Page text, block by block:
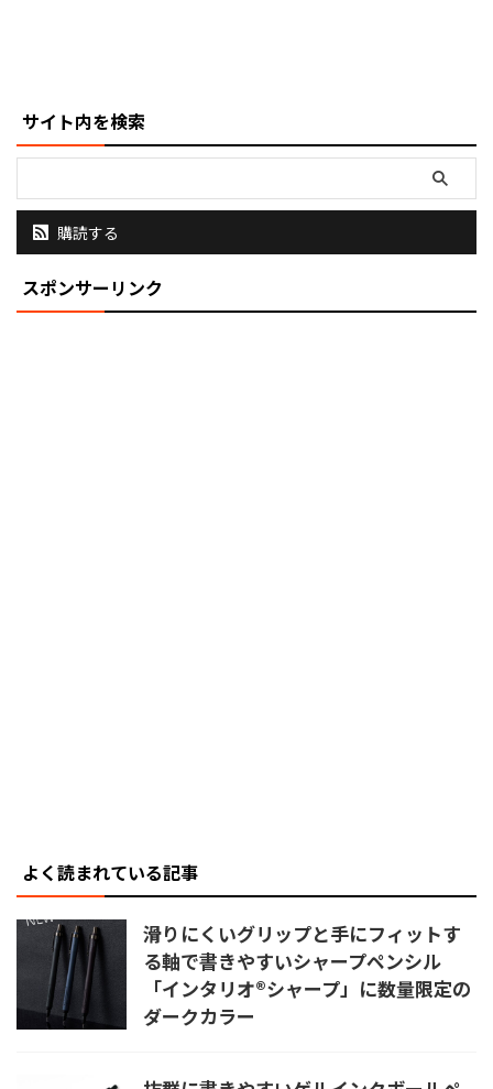
サイト内を検索
購読する
スポンサーリンク
よく読まれている記事
滑りにくいグリップと手にフィットす
る軸で書きやすいシャープペンシル
「インタリオ®シャープ」に数量限定の
ダークカラー